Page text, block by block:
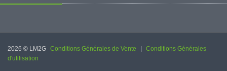
2026 © LM2G Conditions Générales de Vente
Conditions Générales
d'utilisation